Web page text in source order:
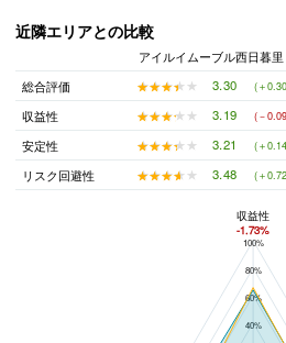
近隣エリアとの比較
アイルイムーブル西日暮里
総合評価
★★★★★
★★★★★ 3.30 (＋
収益性
★★★★★
★★★★★ 3.19 (－
安定性
★★★★★
★★★★★ 3.21 (＋
リスク回避性
★★★★★
★★★★★ 3.48 (＋
アイルイムーブル西日暮里と西日暮里の平均値の総合評価の比較
100%
80%
60%
40%
収益性
-1.73%